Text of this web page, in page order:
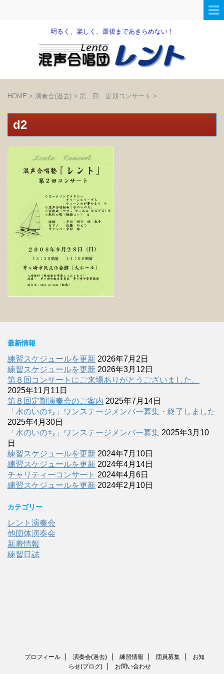
明るく、楽しく、最後まであきらめない！
HOME > 演奏会(過去) > 第二回 定期コンサート >
d2
最新情報
練習スケジュールを更新 2026年7月2日
練習スケジュールを更新 2026年3月12日
第８回コンサートにご来場ありがとうございました。
2025年11月11日
第８回定期演奏会のご案内 2025年7月14日
「水のいのち」ワンステージメンバー募集・終了しました
2025年4月30日
「水のいのち」ワンステージメンバー募集 2025年3月10
日
練習スケジュールを更新 2024年7月10日
練習スケジュールを更新 2024年4月14日
チャリティーコンサート 2024年4月6日
練習スケジュールを更新 2024年2月10日
カテゴリー
レント演奏会
他団体演奏会
新着情報
練習日誌
プロフィール 演奏会(過去) 練習情報 団員募集
お知
らせ(ブログ)
お問い合わせ